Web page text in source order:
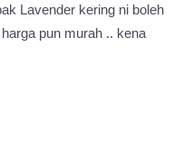
Lavender kering ni boleh
pun murah .. kena